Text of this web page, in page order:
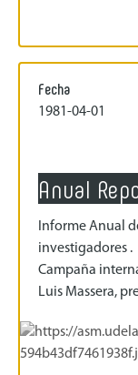
Fecha
1981-04-01
Anual
Informe Anual
investigadores .
Campaña
Luis Massera,